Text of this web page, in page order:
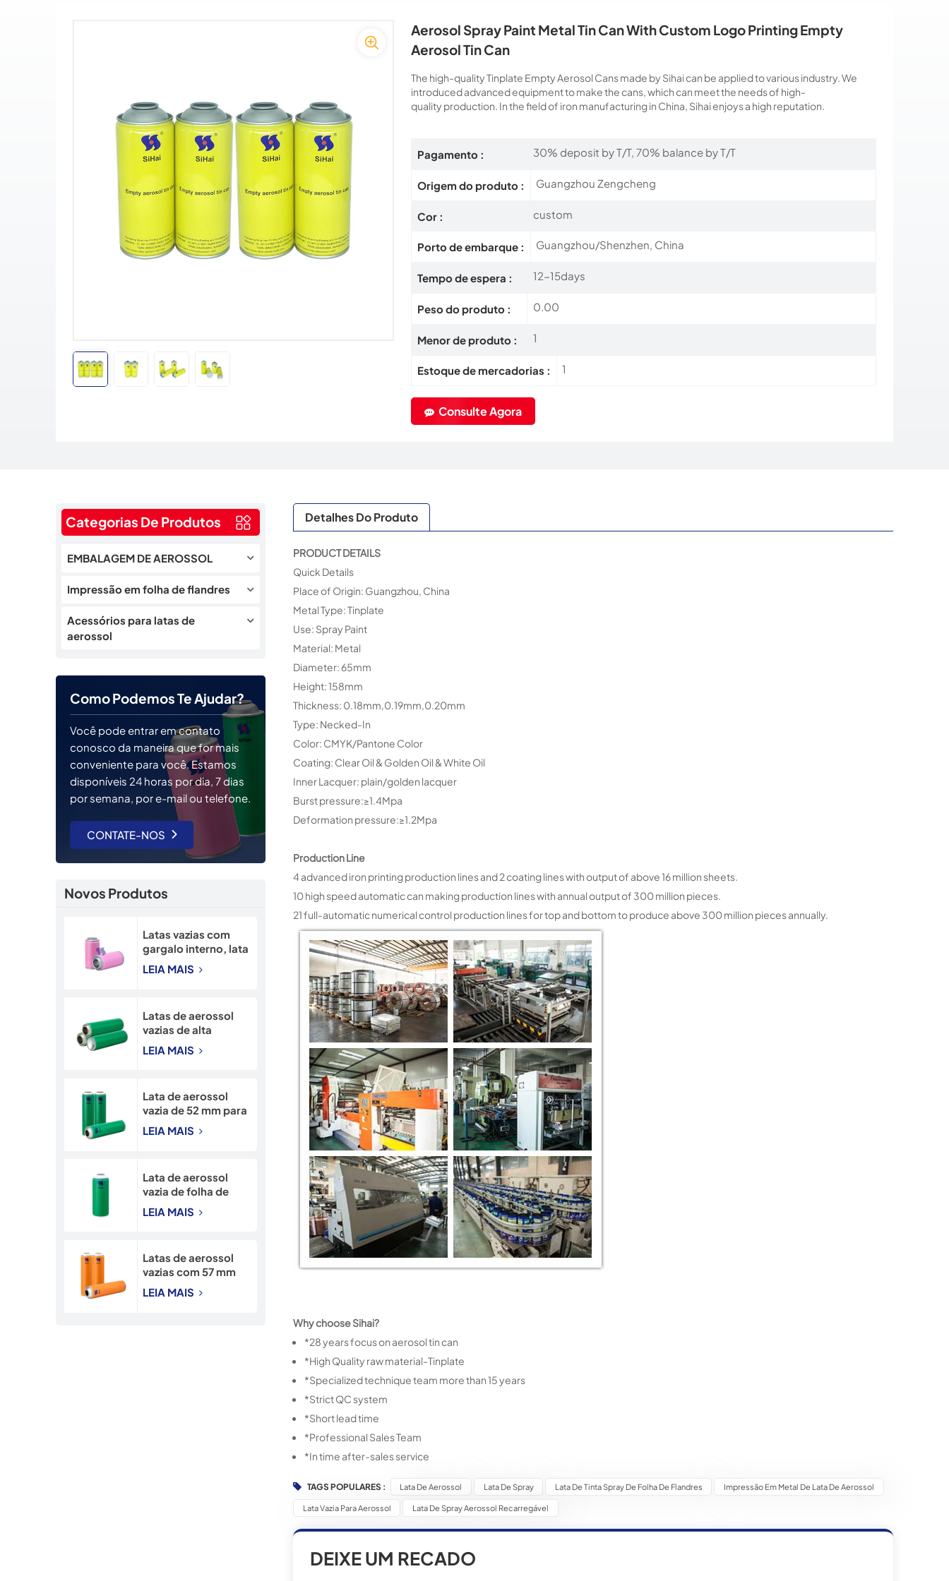
Aerosol Spray Paint Metal Tin Can With Custom Logo Printing Empty
Aerosol Tin Can
The high-quality Tinplate Empty Aerosol Cans made by Sihai can be applied to various industry. We
introduced advanced equipment to make the cans, which can meet the needs of high-
quality production. In the field of iron manufacturing in China, Sihai enjoys a high reputation.
Pagamento : 30% deposit by T/T, 70% balance by T/T
Origem do produto : Guangzhou Zengcheng
Cor : custom
Porto de embarque : Guangzhou/Shenzhen, China
Tempo de espera : 12-15days
Peso do produto : 0.00
Menor de produto : 1
Estoque de mercadorias : 1
Consulte Agora
Categorias De Produtos
EMBALAGEM DE AEROSSOL
Impressão em folha de flandres
Acessórios para latas de
aerossol
Como Podemos Te Ajudar?
Você pode entrar em contato
conosco da maneira que for mais
conveniente para você. Estamos
disponíveis 24 horas por dia, 7 dias
por semana, por e-mail ou telefone.
CONTATE-NOS
Novos Produtos
Latas vazias com
gargalo interno, lata
recarregável de 45
mm, lata de spray de
LEIA MAIS
Latas de aerossol
vazias de alta
qualidade, com
gargalo de
fábrica.
LEIA MAIS
Lata de aerossol
vazia de 52 mm para
alta pressão, em
folha de flandres,
LEIA MAIS
Lata de aerossol
vazia de folha de
flandres com
gargalo de 65 mm e
LEIA MAIS
Latas de aerossol
vazias com 57 mm
de diâmetro para
pulverização de
LEIA MAIS
Detalhes Do Produto
PRODUCT DETAILS
Quick Details
Place of Origin: Guangzhou, China
Metal Type: Tinplate
Use: Spray Paint
Material: Metal
Diameter: 65mm
Height: 158mm
Thickness: 0.18mm,0.19mm,0.20mm
Type: Necked-In
Color: CMYK/Pantone Color
Coating: Clear Oil & Golden Oil & White Oil
Inner Lacquer: plain/golden lacquer
Burst pressure:≥1.4Mpa
Deformation pressure:≥1.2Mpa
Production Line
4 advanced iron printing production lines and 2 coating lines with output of above 16 million sheets.
10 high speed automatic can making production lines with annual output of 300 million pieces.
21 full-automatic numerical control production lines for top and bottom to produce above 300 million pieces annually.
Why choose Sihai?
*28 years focus on aerosol tin can
*High Quality raw material-Tinplate
*Specialized technique team more than 15 years
*Strict QC system
*Short lead time
*Professional Sales Team
*In time after-sales service
TAGS POPULARES : Lata De Aerossol Lata De Spray Lata De Tinta Spray De Folha De Flandres Impressão Em Metal De Lata De Aerossol
Lata Vazia Para Aerossol Lata De Spray Aerossol Recarregável
DEIXE UM RECADO